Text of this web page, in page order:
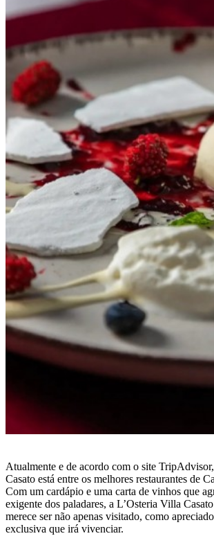
Atualmente e de acordo com o site
Casato está entre os melhores restaurantes de
Com um cardápio e uma carta de vinhos que
exigente dos paladares, a L’Osteria Villa
merece ser não apenas visitado, como
exclusiva que irá vivenciar.